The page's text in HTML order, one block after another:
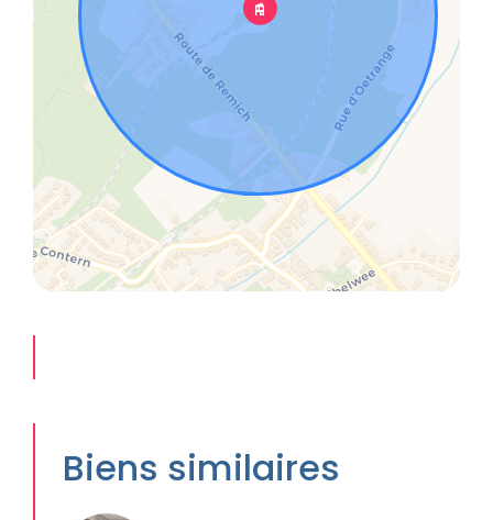
Biens similaires